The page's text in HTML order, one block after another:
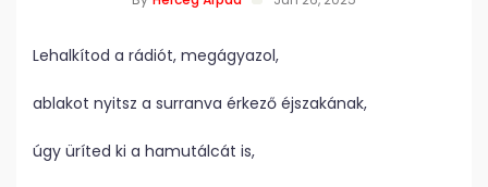
Lehalkítod a rádiót, megágyazol,
ablakot nyitsz a surranva érkező éjszakának,
úgy üríted ki a hamutálcát is,